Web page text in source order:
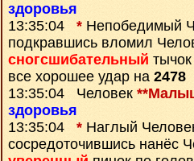
здоровья
13:35:04 * Непобедимый
подкравшись вломил
сногсшибательный
все хорошее удар на 2478
13:35:04 Человек
здоровья
13:35:04 * Наглый
сосредоточившись нанёс